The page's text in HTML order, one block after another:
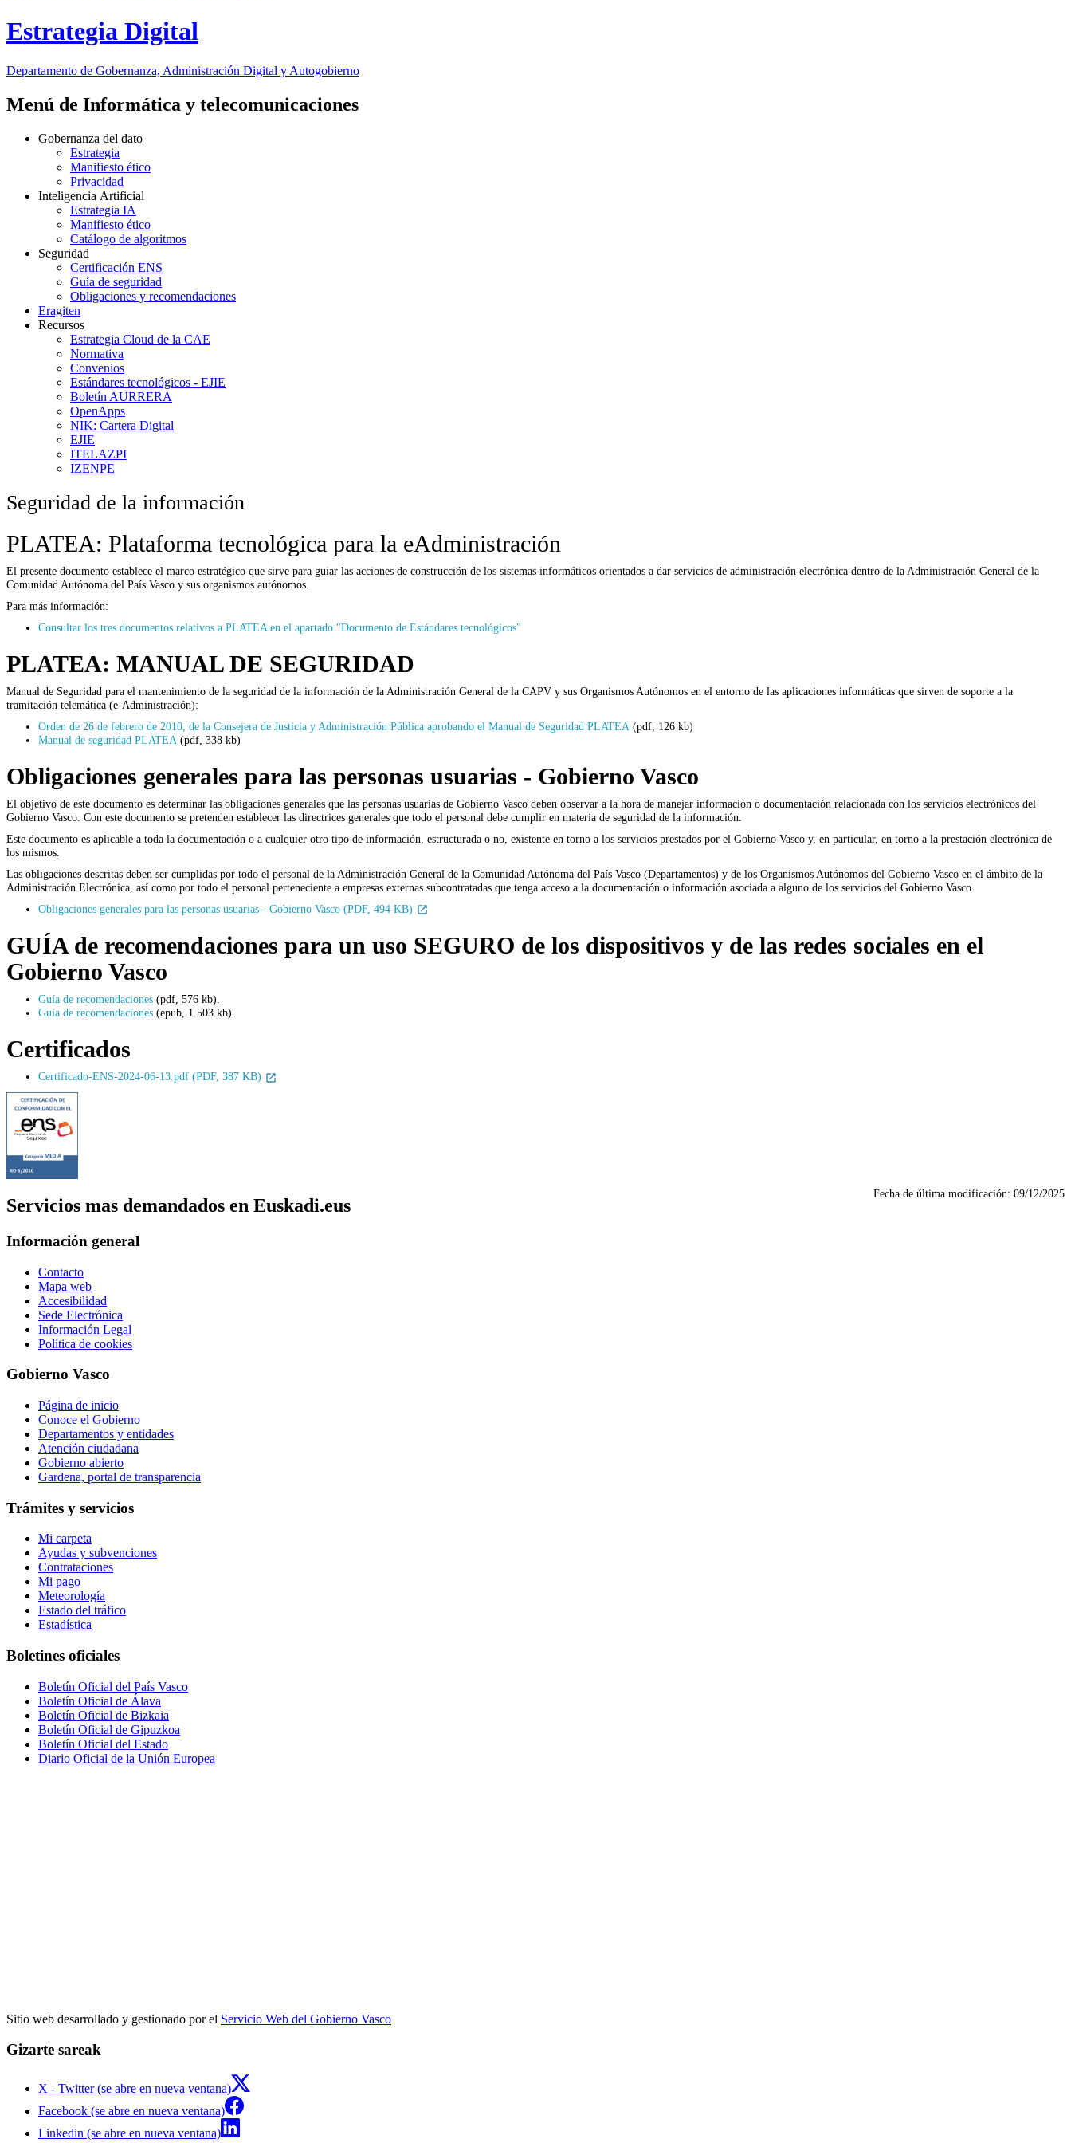
Estrategia Digital
Departamento de Gobernanza, Administración Digital y Autogobierno
Menú de Informática y telecomunicaciones
Gobernanza del dato
Estrategia
Manifiesto ético
Privacidad
Inteligencia Artificial
Estrategia IA
Manifiesto ético
Catálogo de algoritmos
Seguridad
Certificación ENS
Guía de seguridad
Obligaciones y recomendaciones
Eragiten
Recursos
Estrategia Cloud de la CAE
Normativa
Convenios
Estándares tecnológicos - EJIE
Boletín AURRERA
OpenApps
NIK: Cartera Digital
EJIE
ITELAZPI
IZENPE
Seguridad de la información
PLATEA: Plataforma tecnológica para la eAdministración
El presente documento establece el marco estratégico que sirve para guiar las acciones de construcción de los sistemas informáticos orientados a dar servicios de administración electrónica dentro de la Administración General de la
Comunidad Autónoma del País Vasco y sus organismos autónomos.
Para más información:
Consultar los tres documentos relativos a PLATEA en el apartado "Documento de Estándares tecnológicos"
PLATEA: MANUAL DE SEGURIDAD
Manual de Seguridad para el mantenimiento de la seguridad de la información de la Administración General de la CAPV y sus Organismos Autónomos en el entorno de las aplicaciones informáticas que sirven de soporte a la
tramitación telemática (e-Administración):
Orden de 26 de febrero de 2010, de la Consejera de Justicia y Administración Pública aprobando el Manual de Seguridad PLATEA (pdf, 126 kb)
Manual de seguridad PLATEA (pdf, 338 kb)
Obligaciones generales para las personas usuarias - Gobierno Vasco
El objetivo de este documento es determinar las obligaciones generales que las personas usuarias de Gobierno Vasco deben observar a la hora de manejar información o documentación relacionada con los servicios electrónicos del
Gobierno Vasco. Con este documento se pretenden establecer las directrices generales que todo el personal debe cumplir en materia de seguridad de la información.
Este documento es aplicable a toda la documentación o a cualquier otro tipo de información, estructurada o no, existente en torno a los servicios prestados por el Gobierno Vasco y, en particular, en torno a la prestación electrónica de
los mismos.
Las obligaciones descritas deben ser cumplidas por todo el personal de la Administración General de la Comunidad Autónoma del País Vasco (Departamentos) y de los Organismos Autónomos del Gobierno Vasco en el ámbito de la
Administración Electrónica, así como por todo el personal perteneciente a empresas externas subcontratadas que tenga acceso a la documentación o información asociada a alguno de los servicios del Gobierno Vasco.
Obligaciones generales para las personas usuarias - Gobierno Vasco (PDF, 494 KB)
GUÍA de recomendaciones para un uso SEGURO de los dispositivos y de las redes sociales en el
Gobierno Vasco
Guía de recomendaciones (pdf, 576 kb).
Guía de recomendaciones (epub, 1.503 kb).
Certificados
Certificado-ENS-2024-06-13.pdf (PDF, 387 KB)
Fecha de última modificación: 09/12/2025
Servicios mas demandados en Euskadi.eus
Información general
Contacto
Mapa web
Accesibilidad
Sede Electrónica
Información Legal
Política de cookies
Gobierno Vasco
Página de inicio
Conoce el Gobierno
Departamentos y entidades
Atención ciudadana
Gobierno abierto
Gardena, portal de transparencia
Trámites y servicios
Mi carpeta
Ayudas y subvenciones
Contrataciones
Mi pago
Meteorología
Estado del tráfico
Estadística
Boletines oficiales
Boletín Oficial del País Vasco
Boletín Oficial de Álava
Boletín Oficial de Bizkaia
Boletín Oficial de Gipuzkoa
Boletín Oficial del Estado
Diario Oficial de la Unión Europea
Sitio web desarrollado y gestionado por el Servicio Web del Gobierno Vasco
Gizarte sareak
X - Twitter (se abre en nueva ventana)
Facebook (se abre en nueva ventana)
Linkedin (se abre en nueva ventana)